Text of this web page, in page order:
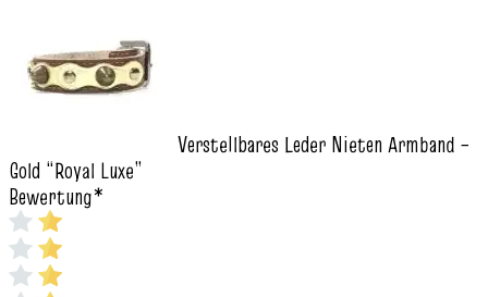
Verstellbares Leder Nieten Armband –
Gold “Royal Luxe”
Bewertung*